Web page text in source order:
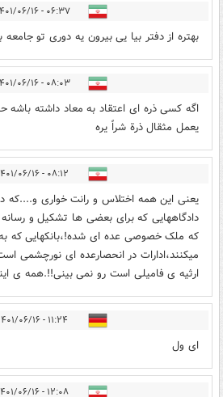
۰۶:۳۷ - ۱۴۰۱/۰۶/۱۶
بهتره از دفتر بیا یی بیرون یه دوری تو جامعه
۰۸:۰۳ - ۱۴۰۱/۰۶/۱۶
اگه کسی ذره ای اعتقاد به معاد داشته
یعمل مثقال ذرة شراً یره
۰۸:۱۲ - ۱۴۰۱/۰۶/۱۶
یعنی این همه اختلاس و رانت خواری و....که
دادگاههایی که برای بعضی ها تشکیل و
که ملک خصوصی عده ای شده!،بانکهایی که
میکنند،ادارات در انحصارعده ای نورچشمی
ارثیه ی فامیلی است رو نمی بینی!!.همه ی
۱۱:۲۴ - ۱۴۰۱/۰۶/۱۶
ای ول
۱۲:۰۸ - ۱۴۰۱/۰۶/۱۶